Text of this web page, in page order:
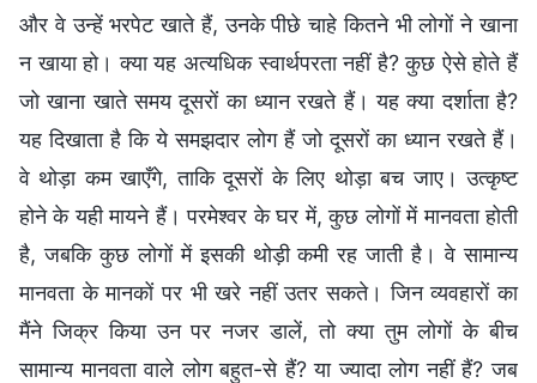
और वे उन्हें भरपेट खाते हैं, उनके पीछे चाहे कितने भी लोगों ने खाना
न खाया हो। क्या यह अत्यधिक स्वार्थपरता नहीं है? कुछ ऐसे होते हैं
जो खाना खाते समय दूसरों का ध्यान रखते हैं। यह क्या दर्शाता है?
यह दिखाता है कि ये समझदार लोग हैं जो दूसरों का ध्यान रखते हैं।
वे थोड़ा कम खाएँगे, ताकि दूसरों के लिए थोड़ा बच जाए। उत्कृष्ट
होने के यही मायने हैं। परमेश्वर के घर में, कुछ लोगों में मानवता होती
है, जबकि कुछ लोगों में इसकी थोड़ी कमी रह जाती है। वे सामान्य
मानवता के मानकों पर भी खरे नहीं उतर सकते। जिन व्यवहारों का
मैंने जिक्र किया उन पर नजर डालें, तो क्या तुम लोगों के बीच
सामान्य मानवता वाले लोग बहुत-से हैं? या ज्यादा लोग नहीं हैं? जब